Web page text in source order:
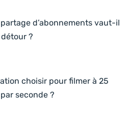
partage d’abonnements vaut-il
détour ?
choisir pour filmer à 25
seconde ?